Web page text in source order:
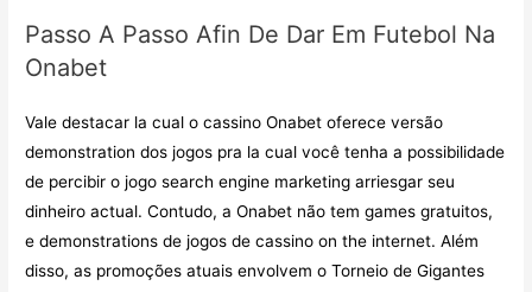
Passo A Passo Afin De Dar Em Futebol Na
Onabet
Vale destacar la cual o cassino Onabet oferece versão
demonstration dos jogos pra la cual você tenha a possibilidade
de percibir o jogo search engine marketing arriesgar seu
dinheiro actual. Contudo, a Onabet não tem games gratuitos,
e demonstrations de jogos de cassino on the internet. Além
disso, as promoções atuais envolvem o Torneio de Gigantes